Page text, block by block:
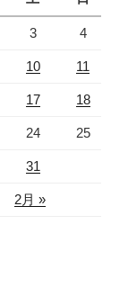
2月 »
3 4
10 11
17 18
24 25
31